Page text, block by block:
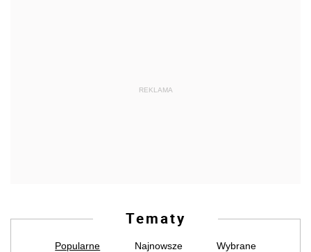
REKLAMA
Tematy
Popularne Najnowsze Wybrane